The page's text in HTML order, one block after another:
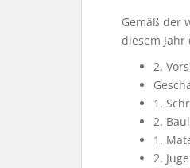
Gemäß der
diesem
2.
1.
2.
1.
2.